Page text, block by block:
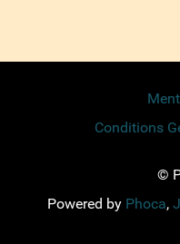
Conditions
©
Powered by Phoca,